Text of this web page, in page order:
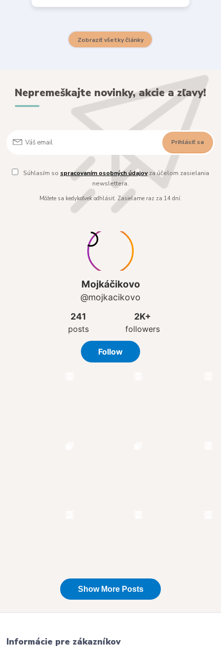
Zobraziť všetky články
Nepremeškajte novinky, akcie a zľavy!
Prihlásiť sa
Súhlasím so spracovaním osobných údajovza účelom zasielania
newslettera.
Môžete sa kedykoľvek odhlásiť. Zasielame raz za 14 dní.
Informácie pre zákazníkov